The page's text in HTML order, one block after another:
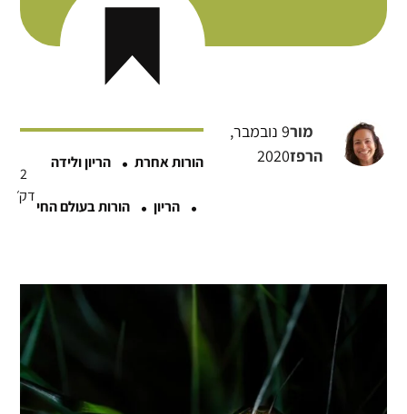
2
דק׳
הורות אחרת · הריון ולידה
· הריון · הורות בעולם החי
9 נובמבר,
2020
מור
הרפז